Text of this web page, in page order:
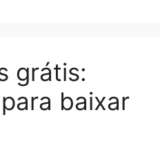
grátis:
baixar